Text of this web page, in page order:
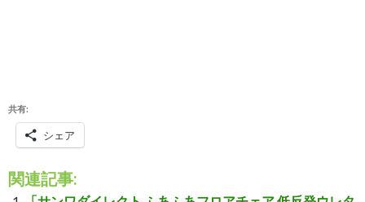
共有:
シェア
関連記事: